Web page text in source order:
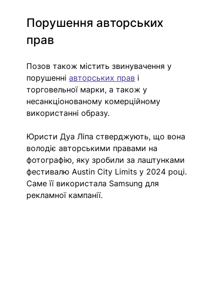
Порушення авторських
прав
Позов також містить звинувачення у
порушенні авторських прав і
торговельної марки, а також у
несанкціонованому комерційному
використанні образу.
Юристи Дуа Ліпа стверджують, що вона
володіє авторськими правами на
фотографію, яку зробили за лаштунками
фестивалю Austin City Limits у 2024 році.
Саме її використала Samsung для
рекламної кампанії.